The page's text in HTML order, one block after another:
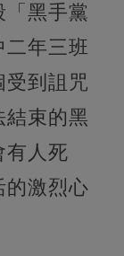
「黑手黨
二年三班
受到詛咒
結束的黑
有人死
的激烈心